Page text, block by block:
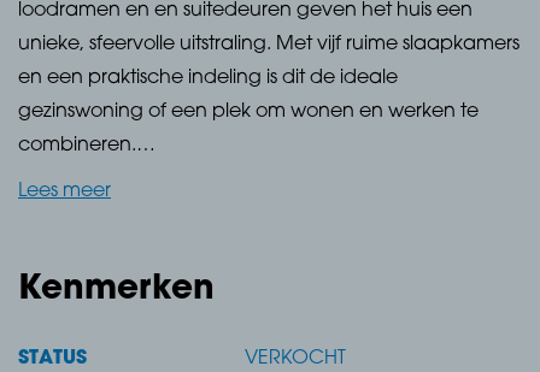
loodramen en en suitedeuren geven het huis een
unieke, sfeervolle uitstraling. Met vijf ruime slaapkamers
en een praktische indeling is dit de ideale
gezinswoning of een plek om wonen en werken te
combineren.
en zorgt voor comfortabel wonen. Gelegen op een
openbaar vervoer dichtbij, biedt deze woning alles
Lees meer
Kenmerken
STATUS VERKOCHT